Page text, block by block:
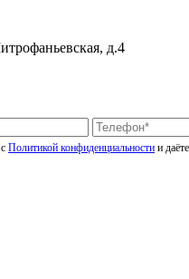
д.4
Политикой конфиденциальности